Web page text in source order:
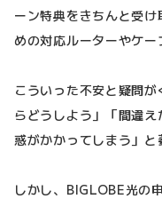
ーン特典をきちんと受
めの対応ルーターやケ
こういった不安と疑問
らどうしよう」「間違
惑がかかってしまう」と
しかし、BIGLOBE光の